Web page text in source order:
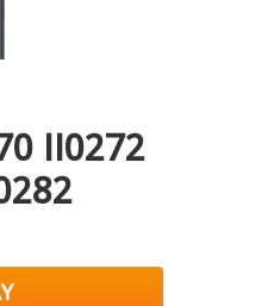
II0272